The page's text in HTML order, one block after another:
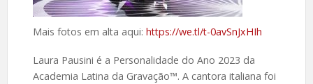
Mais fotos em alta aqui: https://we.tl/t-0avSnJxHIh
Laura Pausini é a Personalidade do Ano 2023 da
Academia Latina da Gravação™. A cantora italiana foi